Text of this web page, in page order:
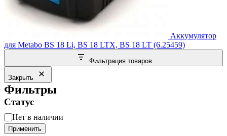
Аккумулятор
для Metabo BS 18 Li, BS 18 LTX, BS 18 LT (6.25459)
Фильтрация товаров
Закрыть
Фильтры
Статус
Статус
Нет в наличии
Применить